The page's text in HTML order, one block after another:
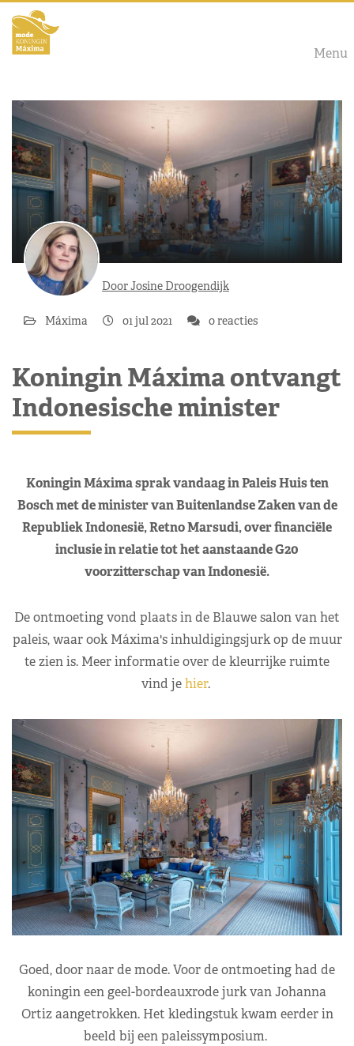
Menu
Door Josine Droogendijk
Máxima 01 jul 2021 0 reacties
Koningin Máxima ontvangt
Indonesische minister
Koningin Máxima sprak vandaag in Paleis Huis ten
Bosch met de minister van Buitenlandse Zaken van de
Republiek Indonesië, Retno Marsudi, over financiële
inclusie in relatie tot het aanstaande G20
voorzitterschap van Indonesië.
De ontmoeting vond plaats in de Blauwe salon van het
paleis, waar ook Máxima's inhuldigingsjurk op de muur
te zien is. Meer informatie over de kleurrijke ruimte
vind jehier.
Goed, door naar de mode. Voor de ontmoeting had de
koningin een geel-bordeauxrode jurk van Johanna
Ortiz aangetrokken. Het kledingstuk kwam eerder in
beeld bij een paleissymposium.